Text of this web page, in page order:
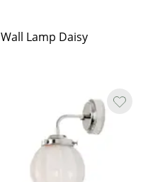
Wall Lamp Daisy